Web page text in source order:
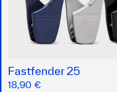
Fastfender 25
18,90 €